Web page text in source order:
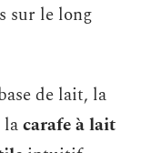
sur le long
de lait, la
lacarafe à lait